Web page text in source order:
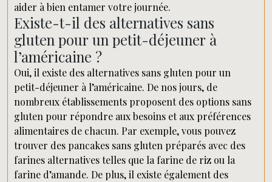
aider à bien entamer votre journée.
Existe-t-il des alternatives sans
gluten pour un petit-déjeuner à
l’américaine ?
Oui, il existe des alternatives sans gluten pour un
petit-déjeuner à l’américaine. De nos jours, de
nombreux établissements proposent des options sans
gluten pour répondre aux besoins et aux préférences
alimentaires de chacun. Par exemple, vous pouvez
trouver des pancakes sans gluten préparés avec des
farines alternatives telles que la farine de riz ou la
farine d’amande. De plus, il existe également des